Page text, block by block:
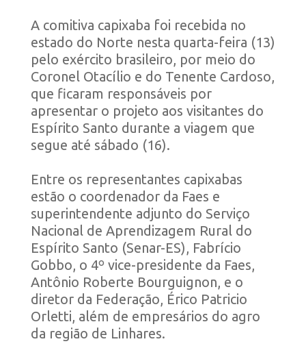
A comitiva capixaba foi recebida no
estado do Norte nesta quarta-feira (13)
pelo exército brasileiro, por meio do
Coronel Otacílio e do Tenente Cardoso,
que ficaram responsáveis por
apresentar o projeto aos visitantes do
Espírito Santo durante a viagem que
segue até sábado (16).
Entre os representantes capixabas
estão o coordenador da Faes e
superintendente adjunto do Serviço
Nacional de Aprendizagem Rural do
Espírito Santo (Senar-ES), Fabrício
Gobbo, o 4º vice-presidente da Faes,
Antônio Roberte Bourguignon, e o
diretor da Federação, Érico Patricio
Orletti, além de empresários do agro
da região de Linhares.